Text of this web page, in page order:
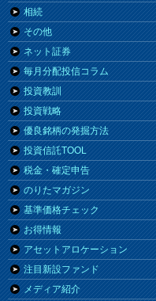
相続
その他
ネット証券
毎月分配投信コラム
投資教訓
投資戦略
優良銘柄の発掘方法
投資信託TOOL
税金・確定申告
のりたマガジン
基準価格チェック
お得情報
アセットアロケーション
注目新設ファンド
メディア紹介